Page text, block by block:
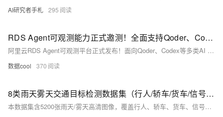
AI研究者手札 295
RDS Agent可观测能力正式邀测！全面支持Qoder、Codex、Claude Code、OpenClaw等主流研发Agent
阿里云RDS Agent可观测平台正式发布！面向Qoder、Codex等多类AI Agent，提供统一接入、Token/成本归因、ROI分析、风险回溯与全链路Trace下钻能力，基于RDS MySQL+DuckDB列式分析底座，助力团队从“使用Agent”迈向“治理Agent”。
数据cool 370
8类雨天雾天交通目标检测数据集（行人/轿车/货车/信号灯）| 5200张YOLO自动驾驶感知数据集分享
本数据集含5200张雨天/雾天高清图像，覆盖行人、轿车、货车、信号灯等8类交通目标，YOLO格式标注，专为提升恶劣天气下目标检测鲁棒性而设计，适配YOLOv5-v11、RT-DETR等主流模型，助力自动驾驶与智慧交通研究。